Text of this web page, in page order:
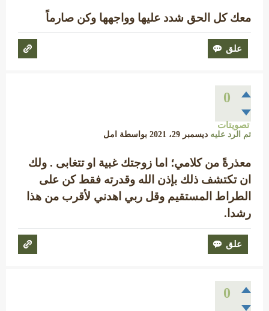
معك كل الحق شدد عليها وواجهها وكن صارماً
0
تصويتات
تم الرد عليه ديسمبر 29، 2021 بواسطة امل
معذرةً من كلامي؛ اما زوجتك غبية او تتغابى . ولك
ان تكتشف ذلك بإذن الله وقدرته فقط كن على
الطراط المستقيم وقل ربي اهدني لأقرب من هذا
رشدا.
0